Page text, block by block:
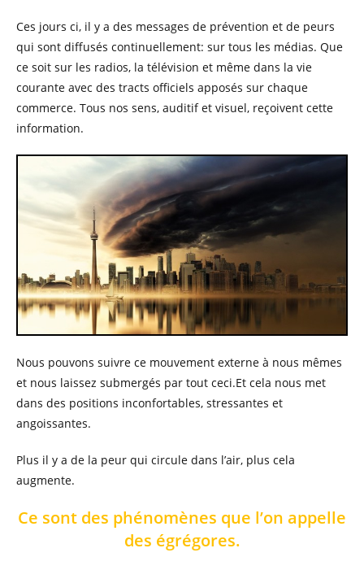
Ces jours ci, il y a des messages de prévention et de peurs
qui sont diffusés continuellement: sur tous les médias. Que
ce soit sur les radios, la télévision et même dans la vie
courante avec des tracts officiels apposés sur chaque
commerce. Tous nos sens, auditif et visuel, reçoivent cette
information.
Nous pouvons suivre ce mouvement externe à nous mêmes
et nous laissez submergés par tout ceci.Et cela nous met
dans des positions inconfortables, stressantes et
angoissantes.
Plus il y a de la peur qui circule dans l’air, plus cela
augmente.
Ce sont des phénomènes que l’on appelle
des égrégores.